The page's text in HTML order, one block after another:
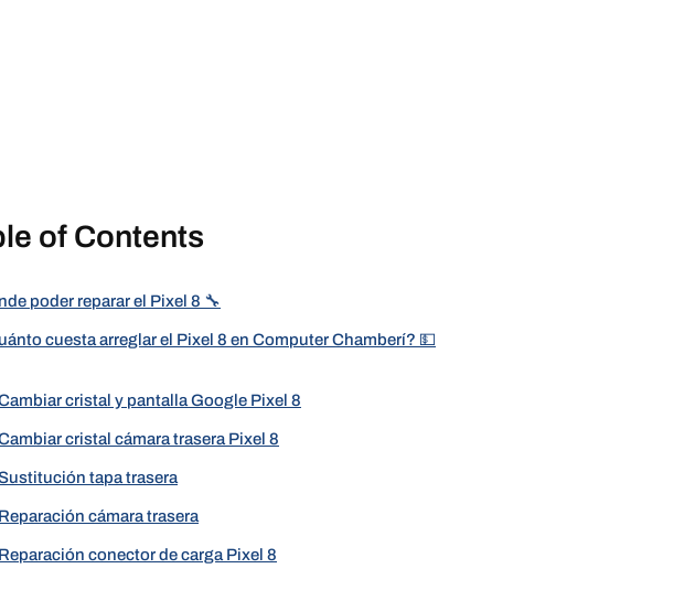
of Contents
poder reparar el Pixel 8 🔧
cuesta arreglar el Pixel 8 en Computer Chamberí? 💵
cristal y pantalla Google Pixel 8
cristal cámara trasera Pixel 8
tapa trasera
Reparación cámara trasera
Reparación conector de carga Pixel 8